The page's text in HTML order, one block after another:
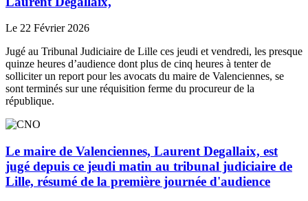
Le 22 Février 2026
Jugé au Tribunal Judiciaire de Lille ces jeudi et vendredi, les presque
quinze heures d’audience dont plus de cinq heures à tenter de
solliciter un report pour les avocats du maire de Valenciennes, se
sont terminés sur une réquisition ferme du procureur de la
république.
Le maire de Valenciennes, Laurent Degallaix, est
jugé depuis ce jeudi matin au tribunal judiciaire de
Lille, résumé de la première journée d'audience